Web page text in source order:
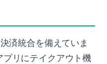
済統合を備えていま
リにテイクアウト機